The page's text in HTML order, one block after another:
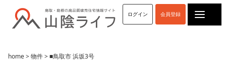
ログイン 会員登録
home>物件> ■鳥取市 浜坂3号